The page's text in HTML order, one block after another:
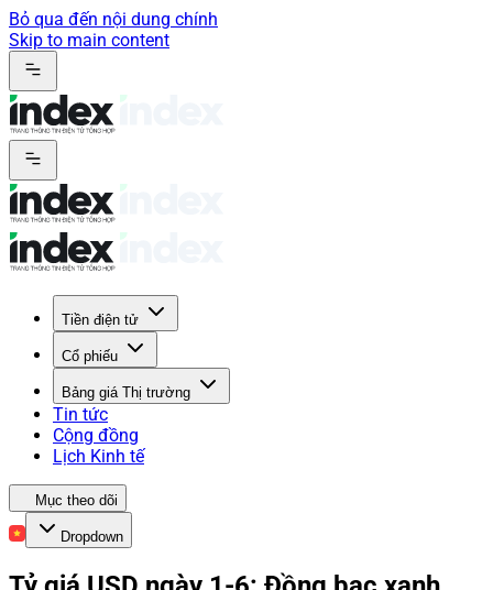
Bỏ qua đến nội dung chính
Skip to main content
Tiền điện tử
Cổ phiếu
Bảng giá Thị trường
Tin tức
Cộng đồng
Lịch Kinh tế
Mục theo dõi
Dropdown